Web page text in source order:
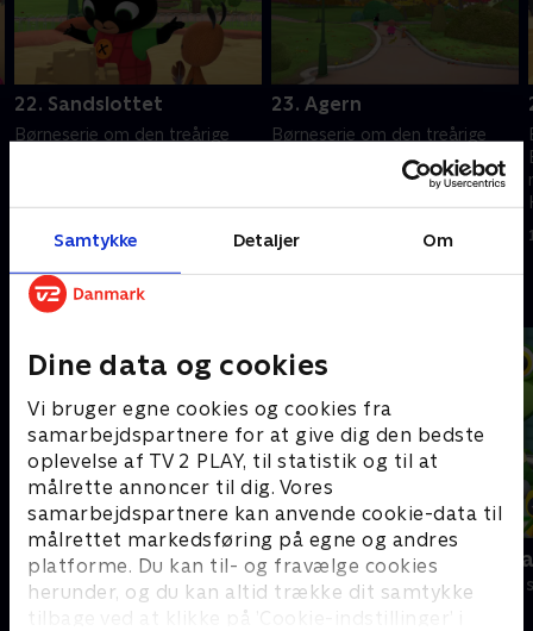
Samtykke Detaljer Om
Dine data og cookies
Vi bruger egne cookies og cookies fra
samarbejdspartnere for at give dig den bedste
oplevelse af TV 2 PLAY, til statistik og til at
målrette annoncer til dig. Vores
samarbejdspartnere kan anvende cookie-data til
målrettet markedsføring på egne og andres
platforme. Du kan til- og fravælge cookies
herunder, og du kan altid trække dit samtykke
tilbage ved at klikke på ’Cookie-indstillinger’ i
22. Sandslottet
Børneserie om den treårige
1. maj 2023 • 7 min
23. Agern
Børneserie om den treårige
Bing, der indser, at der er så
meget at lære, når man er lille.
1. maj 2023 • 7 min
Andre så også
Gurli Gris
Børneserier • 4 sæsoner
Geckos
Børneserier • 2